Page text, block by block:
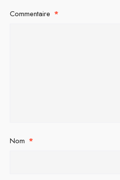
Commentaire *
Nom *